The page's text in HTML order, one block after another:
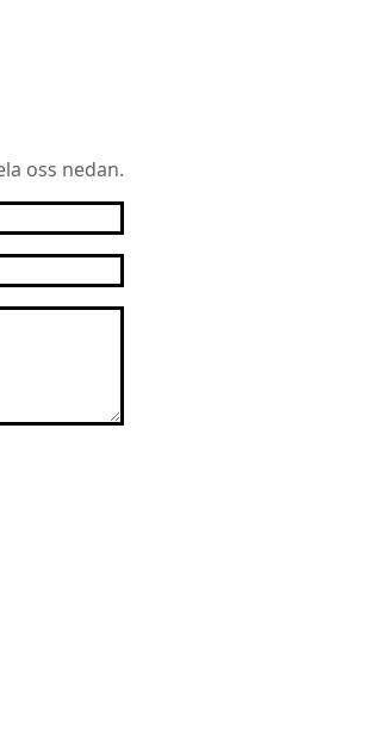
oss nedan.